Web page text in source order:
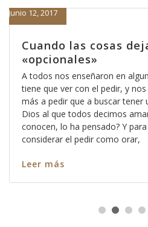
Cuando las cosas
«opcionales»
Junio 12, 2017
A todos nos enseñaron en
tiene que ver con el pedir, y
más a pedir que a buscar tener
Dios al que todos decimos
conocen, lo ha pensado? Y
considerar el pedir como orar,
Leer más